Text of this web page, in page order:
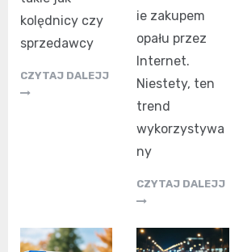
kolędnicy czy
sprzedawcy
CZYTAJ DALEJJ
ie zakupem
opału przez
Internet.
Niestety, ten
trend
wykorzystywa
ny
CZYTAJ DALEJJ